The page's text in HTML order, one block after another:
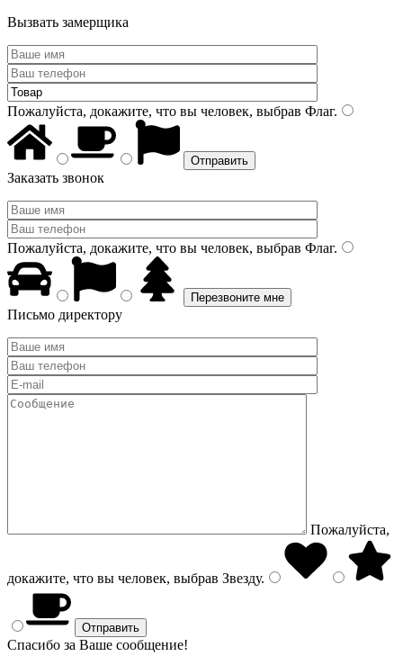
Вызвать замерщика
Пожалуйста, докажите, что вы человек, выбрав Флаг.
Заказать звонок
Пожалуйста, докажите, что вы человек, выбрав Флаг.
Письмо директору
Пожалуйста,
докажите, что вы человек, выбрав Звезду.
Спасибо за Ваше сообщение!